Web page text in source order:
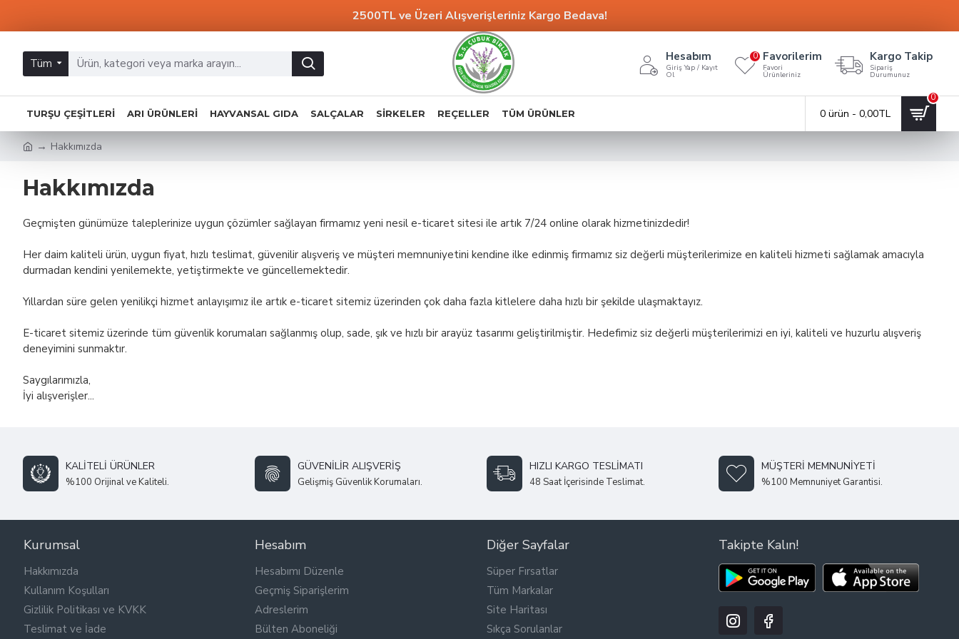
2500TL ve Üzeri Alışverişleriniz Kargo Bedava!
Tüm Hesabım
Giriş Yap / Kayıt
Ol
Favorilerim
Favori
Ürünleriniz
0 Kargo Takip
Sipariş
Durumunuz
TURŞU ÇEŞITLERI ARI ÜRÜNLERI HAYVANSAL GIDA SALÇALAR SIRKELER REÇELLER TÜM ÜRÜNLER 0 ürün - 0,00TL
0
Hakkımızda
Hakkımızda
Geçmişten günümüze taleplerinize uygun çözümler sağlayan firmamız yeni nesil e-ticaret sitesi ile artık 7/24 online olarak hizmetinizdedir!
Her daim kaliteli ürün, uygun fiyat, hızlı teslimat, güvenilir alışveriş ve müşteri memnuniyetini kendine ilke edinmiş firmamız siz değerli müşterilerimize en kaliteli hizmeti sağlamak amacıyla
durmadan kendini yenilemekte, yetiştirmekte ve güncellemektedir.
Yıllardan süre gelen yenilikçi hizmet anlayışımız ile artık e-ticaret sitemiz üzerinden çok daha fazla kitlelere daha hızlı bir şekilde ulaşmaktayız.
E-ticaret sitemiz üzerinde tüm güvenlik korumaları sağlanmış olup, sade, şık ve hızlı bir arayüz tasarımı geliştirilmiştir. Hedefimiz siz değerli müşterilerimizi en iyi, kaliteli ve huzurlu alışveriş
deneyimini sunmaktır.
Saygılarımızla,
İyi alışverişler...
KALITELI ÜRÜNLER
%100 Orijinal ve Kaliteli.
GÜVENILIR ALIŞVERIŞ
Gelişmiş Güvenlik Korumaları.
HIZLI KARGO TESLIMATI
48 Saat İçerisinde Teslimat.
MÜŞTERI MEMNUNIYETI
%100 Memnuniyet Garantisi.
Kurumsal
Hakkımızda
Kullanım Koşulları
Gizlilik Politikası ve KVKK
Teslimat ve İade
Hesabım
Hesabımı Düzenle
Geçmiş Siparişlerim
Adreslerim
Bülten Aboneliği
Diğer Sayfalar
Süper Fırsatlar
Tüm Markalar
Site Haritası
Sıkça Sorulanlar
Takipte Kalın!